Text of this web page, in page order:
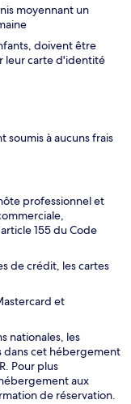
moyennant un
doivent être
leur carte d'identité
soumis à aucuns frais
professionnel et
155 du Code
de crédit, les cartes
et
nationales, les
dans cet hébergement
Pour plus
aux
de réservation.